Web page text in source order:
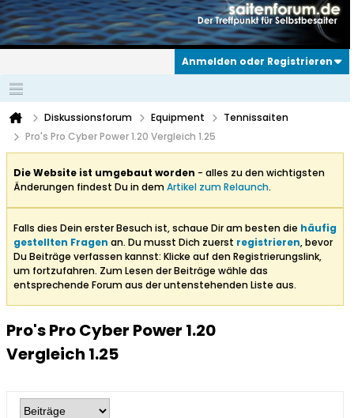
Anmelden oder Registrieren
Diskussionsforum Equipment
Tennissaiten
Pro's Pro Cyber Power 1.20 Vergleich 1.25
Die Website ist umgebaut worden - alles zu den wichtigsten
Änderungen findest Du in demArtikel zum Relaunch.
Falls dies Dein erster Besuch ist, schaue Dir am besten die häufig
gestellten Fragen an. Du musst Dich zuerst registrieren, bevor
Du Beiträge verfassen kannst: Klicke auf den Registrierungslink,
um fortzufahren. Zum Lesen der Beiträge wähle das
entsprechende Forum aus der untenstehenden Liste aus.
Pro's Pro Cyber Power 1.20
Vergleich 1.25